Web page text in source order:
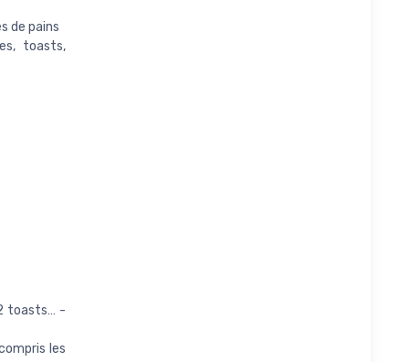
de pains
toasts,
toasts… -
les